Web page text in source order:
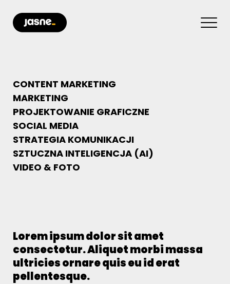
CONTENT MARKETING
MARKETING
PROJEKTOWANIE GRAFICZNE
SOCIAL MEDIA
STRATEGIA KOMUNIKACJI
SZTUCZNA INTELIGENCJA (AI)
VIDEO & FOTO
Lorem ipsum dolor sit amet
consectetur. Aliquet morbi massa
ultricies ornare quis eu id erat
pellentesque.